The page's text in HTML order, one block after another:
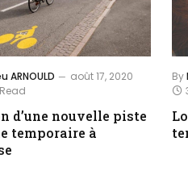
ARNOULD
août 17, 2020
d’une nouvelle piste
temporaire à
By